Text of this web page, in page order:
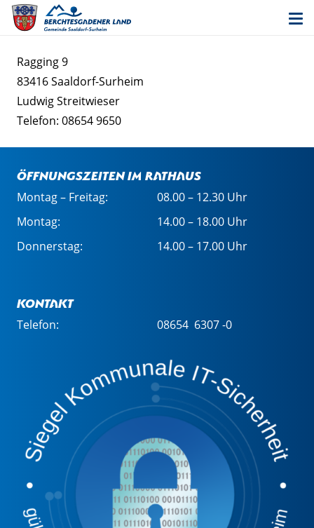
Ragging 9
83416 Saaldorf-Surheim
Ludwig Streitwieser
Telefon: 08654 9650
Öffnungszeiten im Rathaus
Montag – Freitag:
08.00 – 12.30 Uhr
Montag:
14.00 – 18.00 Uhr
Donnerstag:
14.00 – 17.00 Uhr
Kontakt
Telefon: 08654 6307 -0